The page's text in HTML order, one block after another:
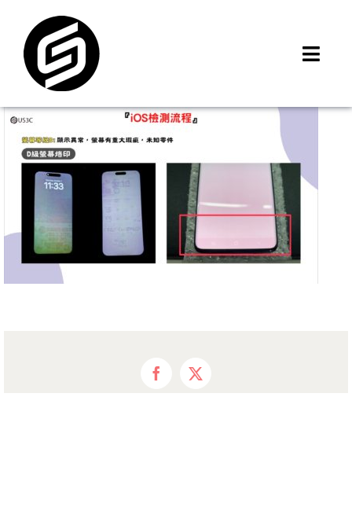
content
iMCheck APP
iPhone 回收價
線上商城
3C租賃
MSI 舊換新
Facebook
X